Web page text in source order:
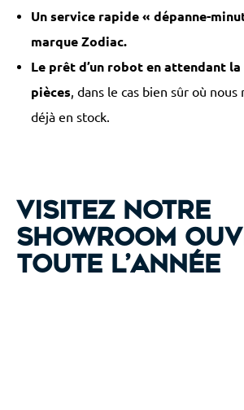
Un service rapide « dépanne-
marque Zodiac.
Le prêt d’un robot en attendant
pièces, dans le cas bien sûr où nous
déjà en stock.
Visitez notre
showroom
toute l’année